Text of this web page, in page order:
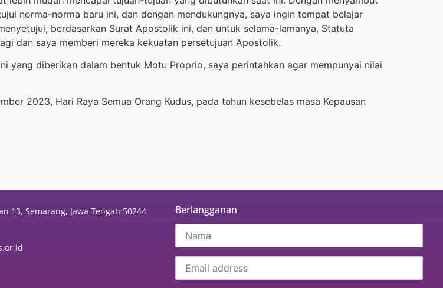
norma-norma baru ini, dan dengan mendukungnya, saya ingin tempat belajar
berdasarkan Surat Apostolik ini, dan untuk selama-lamanya, Statuta
dan saya memberi mereka kekuatan persetujuan Apostolik.
yang diberikan dalam bentuk Motu Proprio, saya perintahkan agar mempunyai nilai
2023, Hari Raya Semua Orang Kudus, pada tahun kesebelas masa Kepausan
13, Semarang, Jawa Tengah 50244
Berlangganan